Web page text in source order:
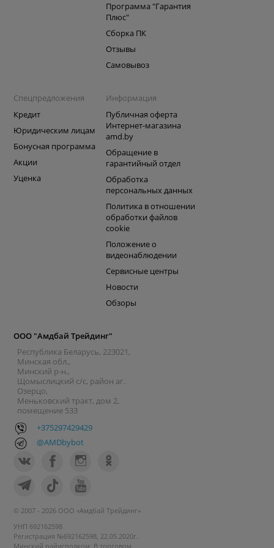
Программа "Гарантия
Плюс"
Сборка ПК
Отзывы
Самовывоз
Спецпредложения
Кредит
Юридическим лицам
Бонусная программа
Акции
Уценка
Информация
Публичная оферта
Интернет-магазина
amd.by
Обращение в
гарантийный отдел
Обработка
персональных данных
Политика в отношении
обработки файлов
cookie
Положение о
видеонаблюдении
Сервисные центры
Новости
Обзоры
ООО "Амдбай Трейдинг"
Республика Беларусь, 223021,
Минская обл.,
Минский р-н.,
Щомыслицкий с/с, район аг.
Озерцо,
Меньковский тракт, дом 2,
помещение 533
+375297429429
@AMDbybot
© 2007 - 2026 ООО «Амдбай Трейдинг»
УНП 692162598
Регистрация №692162598, 22.05.2020г.
Минский райисполком. В торговом